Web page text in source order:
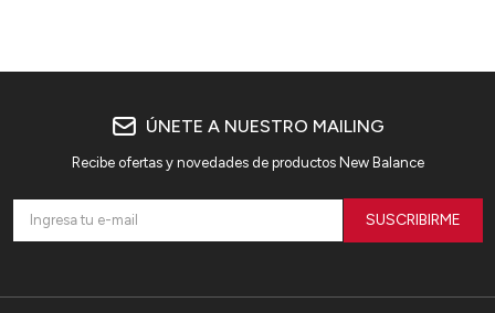
ÚNETE A NUESTRO MAILING
Recibe ofertas y novedades de productos New Balance
SUSCRIBIRME